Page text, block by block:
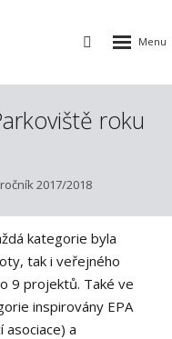
Vyhledávání
Rozbalení
roku
ročník 2017/2018
kategorie byla
tak i veřejného
9 projektů. Také ve
inspirovány EPA
asociace) a